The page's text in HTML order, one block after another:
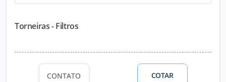
Torneiras - Filtros
CONTATO COTAR